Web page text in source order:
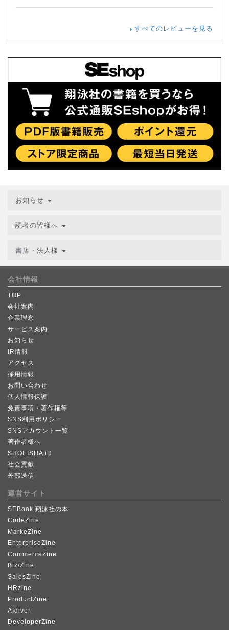
すべてのレビューを見る
お知らせ
読者の皆様へ
書店・法人様
会社情報
TOP
会社案内
企業理念
サービス案内
お知らせ
IR情報
アクセス
採用情報
お問い合わせ
個人情報保護
免責事項・著作権等
SNS利用ポリシー
SNSアカウント一覧
著作者様へ
SHOEISHA iD
社会貢献
外部送信
運営サイト
SEBook 翔泳社の本
CodeZine
MarkeZine
EnterpriseZine
CommerceZine
Biz/Zine
SalesZine
HRzine
ProductZine
AIdiver
DeveloperZine